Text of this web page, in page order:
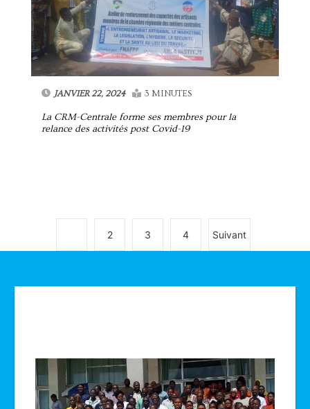
JANVIER 22, 2024 3 MINUTES
La CRM-Centrale forme ses membres pour la
relance des activités post Covid-19
2 3 4 Suivant